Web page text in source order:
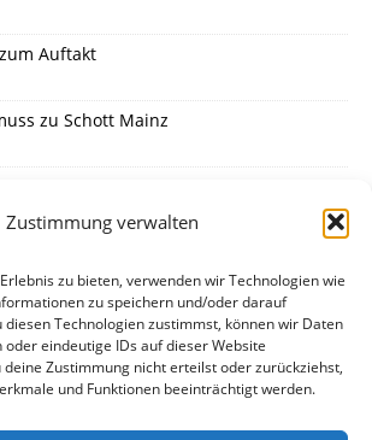
Zustimmung verwalten
zu bieten, verwenden wir Technologien wie
zu speichern und/oder darauf
diesen Technologien zustimmst, können wir Daten
eindeutige IDs auf dieser Website
Zustimmung nicht erteilst oder zurückziehst,
und Funktionen beeinträchtigt werden.
Auftakt
zu Schott Mainz
So tickt Björn!